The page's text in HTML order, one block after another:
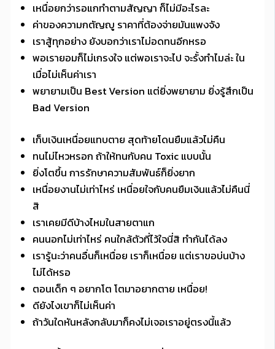
เหนื่อยกว่ารอแกทำตามสัญญา ก็ไม่มีอะไรละ
ค่าของความกตัญญู ราคาที่ต้องจ่ายมันแพงจัง
เราสู้ทุกอย่าง ยังบอกว่าเราไม่อดทนอีกหรอ
พอเรายอมก็ไม่เกรงใจ แต่พอเราจะไป จะรั้งทำไมล่ะ ใน
เมื่อไม่เห็นค่าเรา
พยายามเป็น Best Version แต่ยิ่งพยายาม ยิ่งรู้สึกเป็น
Bad Version
เก็บเงินเหนื่อยแทบตาย สุดท้ายโดนยืมแล้วไม่คืน
ทนไม่ไหวหรอก ถ้าให้ทนกับคน Toxic แบบนั้น
ยิ่งโตขึ้น การรักษาความสัมพันธ์ก็ยิ่งยาก
เหนื่อยงานไม่เท่าไหร่ เหนื่อยใจกับคนยืมเงินแล้วไม่คืนนี่
สิ
เราเคยมีดีบ้างไหมในสายตาแก
คนนอกไม่เท่าไหร่ คนใกล้ตัวที่ไว้ใจนี่สิ ทำกันได้ลง
เรารู้นะว่าคนอื่นก็เหนื่อย เราก็เหนื่อย แต่เราขอบ่นบ้าง
ไม่ได้หรอ
ตอนเด็ก ๆ อยากโต โตมาอยากตาย เหนื่อย!
ดียังไงเขาก็ไม่เห็นค่า
ถ้าวันใดหันหลังกลับมาก็คงไม่เจอเราอยู่ตรงนี้แล้ว